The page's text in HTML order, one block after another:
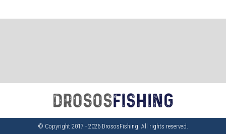
© Copyright 2017 - 2026 DrososFishing. All rights reserved.